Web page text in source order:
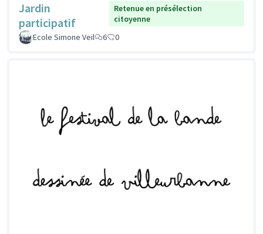
Jardin
participatif
Retenue en présélection
citoyenne
Ecole Simone Veil
6 0